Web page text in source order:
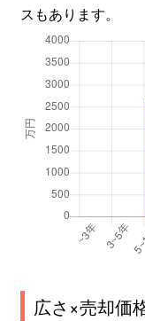
スもあります。
広さ×売却価